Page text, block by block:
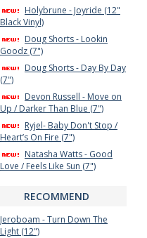
Holybrune - Joyride (12"
Black Vinyl)
Doug Shorts - Lookin
Goodz (7")
Doug Shorts - Day By Day
(7")
Devon Russell - Move on
Up / Darker Than Blue (7")
Ryjel- Baby Don't Stop /
Heart’s On Fire (7")
Natasha Watts - Good
Love / Feels Like Sun (7")
RECOMMEND
Jeroboam - Turn Down The
Light (12")